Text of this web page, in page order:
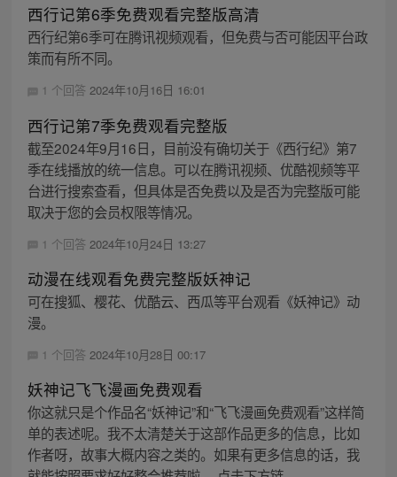
西行记第6季免费观看完整版高清
西行纪第6季可在腾讯视频观看，但免费与否可能因平台政
策而有所不同。
1 个回答 2024年10月16日 16:01
西行记第7季免费观看完整版
截至2024年9月16日，目前没有确切关于《西行纪》第7
季在线播放的统一信息。可以在腾讯视频、优酷视频等平
台进行搜索查看，但具体是否免费以及是否为完整版可能
取决于您的会员权限等情况。
1 个回答 2024年10月24日 13:27
动漫在线观看免费完整版妖神记
可在搜狐、樱花、优酷云、西瓜等平台观看《妖神记》动
漫。
1 个回答 2024年10月28日 00:17
妖神记飞飞漫画免费观看
你这就只是个作品名“妖神记”和“飞飞漫画免费观看”这样简
单的表述呢。我不太清楚关于这部作品更多的信息，比如
作者呀，故事大概内容之类的。如果有更多信息的话，我